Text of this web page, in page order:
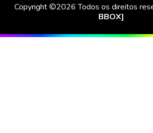
Copyright ©2026 Todos os direitos
BBOX]